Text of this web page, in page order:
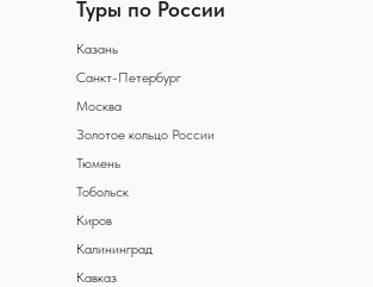
Туры по России
Казань
Санкт-Петербург
Москва
Золотое кольцо России
Тюмень
Тобольск
Киров
Калининград
Кавказ